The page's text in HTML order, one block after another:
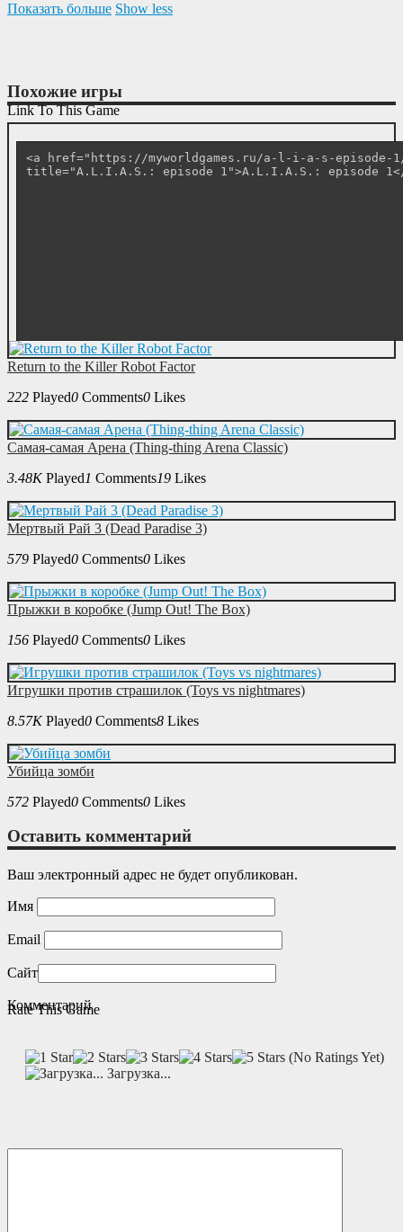
Link To This Game
Rate This Game
(No Ratings Yet)
Загрузка...
Показать больше Show less
Похожие игры
Return to the Killer Robot Factor
222 Played0 Comments0 Likes
Самая-самая Арена (Thing-thing Arena Classic)
3.48K Played1 Comments19 Likes
Мертвый Рай 3 (Dead Paradise 3)
579 Played0 Comments0 Likes
Прыжки в коробке (Jump Out! The Box)
156 Played0 Comments0 Likes
Игрушки против страшилок (Toys vs nightmares)
8.57K Played0 Comments8 Likes
Убийца зомби
572 Played0 Comments0 Likes
Оставить комментарий
Ваш электронный адрес не будет опубликован.
Имя
Email
Сайт
Комментарий